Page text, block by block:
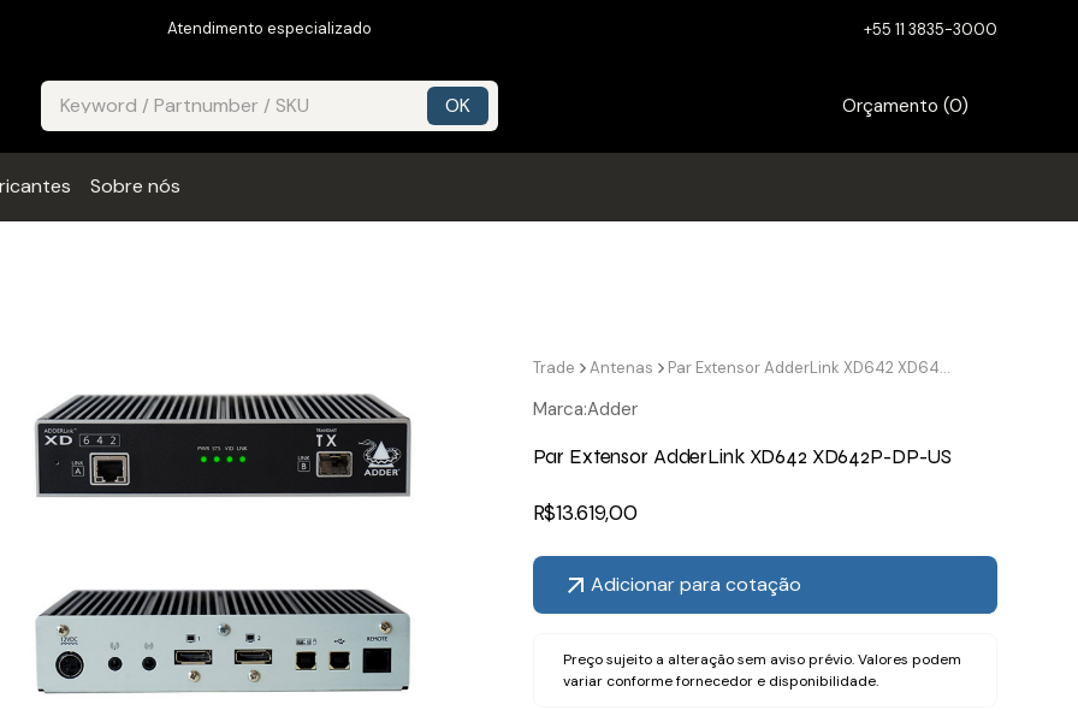
Atendimento especializado +55 11 3835-3000
Orçamento (0)
Sobre nós
Trade Antenas Par Extensor AdderLink XD642 XD642P-DP-US
Marca:Adder
Par Extensor AdderLink XD642 XD642P-DP-US
R$13.619,00
Adicionar para cotação
Preço sujeito a alteração sem aviso prévio. Valores podem
variar conforme fornecedor e disponibilidade.